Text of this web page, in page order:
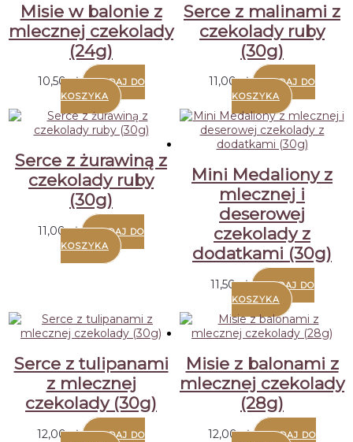
Misie w balonie z
mlecznej czekolady
(24g)
10,50zł
DODAJ DO
KOSZYKA
Serce z malinami z
czekolady ruby
(30g)
11,00zł
DODAJ DO
KOSZYKA
Serce z żurawiną z
czekolady ruby
(30g)
11,00zł
DODAJ DO
KOSZYKA
Mini Medaliony z
mlecznej i
deserowej
czekolady z
dodatkami (30g)
11,50zł
DODAJ DO
KOSZYKA
Serce z tulipanami
z mlecznej
czekolady (30g)
12,00zł
DODAJ DO
Misie z balonami z
mlecznej czekolady
(28g)
12,00zł
DODAJ DO